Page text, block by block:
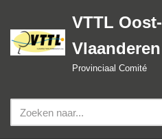
Spring
naar
VTTL Oost-
Vlaanderen
Provinciaal Comité